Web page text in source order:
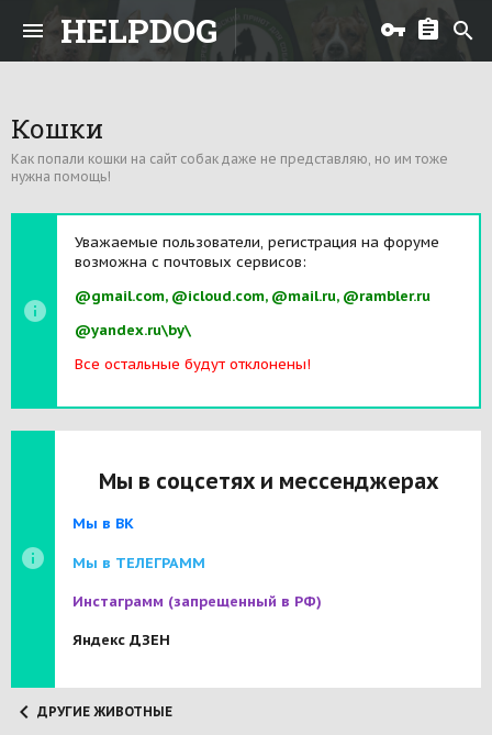
HELPDOG
Кошки
Как попали кошки на сайт собак даже не представляю, но им тоже
нужна помощь!
Уважаемые пользователи, регистрация на форуме
возможна с почтовых сервисов:
@gmail.com, @icloud.com, @mail.ru, @rambler.ru
@yandex.ru\by\
Все остальные будут отклонены!
Мы в соцсетях и мессенджерах
Мы в ВК
Мы в ТЕЛЕГРАММ
Инстаграмм (запрещенный в РФ)
Яндекс ДЗЕН
ДРУГИЕ ЖИВОТНЫЕ